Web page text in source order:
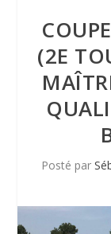
(2E
Posté par